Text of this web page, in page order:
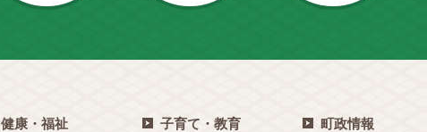
健康・福祉 子育て・教育 町政情報